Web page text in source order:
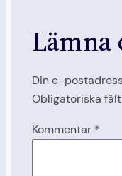
Lämna
Din e-
Obligatoriska
Kommentar *